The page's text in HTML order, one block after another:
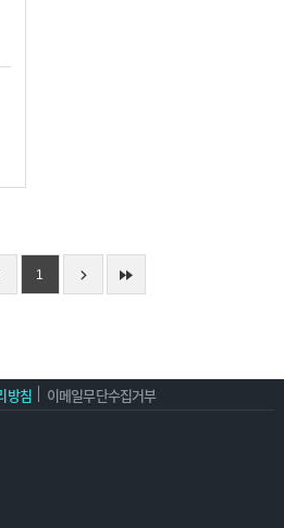
1
방침 이메일무단수집거부